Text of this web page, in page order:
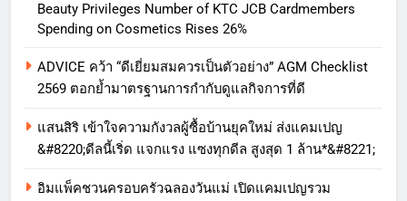
Beauty Privileges Number of KTC JCB Cardmembers
Spending on Cosmetics Rises 26%
ADVICE คว้า “ดีเยี่ยมสมควรเป็นตัวอย่าง” AGM Checklist
2569 ตอกย้ำมาตรฐานการกำกับดูแลกิจการที่ดี
แสนสิริ เข้าใจความกังวลผู้ซื้อบ้านยุคใหม่ ส่งแคมเปญ
&#8220;ดีลนี้เริ่ด แจกแรง แซงทุกดีล สูงสุด 1 ล้าน*&#8221;
อิมแพ็คชวนครอบครัวฉลองวันแม่ เปิดแคมเปญรวม